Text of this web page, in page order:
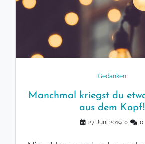
Gedanken
Manchmal kriegst du
aus dem Kopf!
27. Juni 2019 ◌ 0